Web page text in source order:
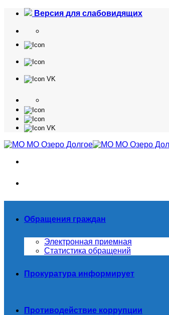
Skip
content
Версия для слабовидящих
Обращения граждан
Электронная приемная
Статистика обращений
Прокуратура информирует
Противодействие коррупции